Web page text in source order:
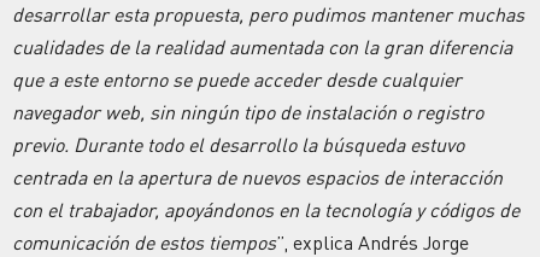
desarrollar esta propuesta, pero pudimos mantener muchas
cualidades de la realidad aumentada con la gran diferencia
que a este entorno se puede acceder desde cualquier
navegador web, sin ningún tipo de instalación o registro
previo. Durante todo el desarrollo la búsqueda estuvo
centrada en la apertura de nuevos espacios de interacción
con el trabajador, apoyándonos en la tecnología y códigos de
comunicación de estos tiempos”, explica Andrés Jorge